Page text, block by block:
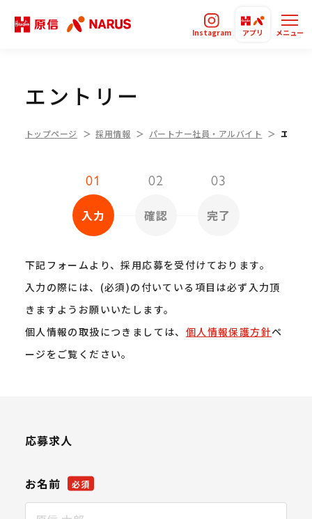
Instagram アプリ メニュー
エントリー
トップページ 採用情報 パートナー社員・アルバイト エント
01
入力
02
確認
03
完了
下記フォームより、採用応募を受付けております。
入力の際には、(必須)の付いている項目は必ず入力頂
きますようお願いいたします。
個人情報の取扱につきましては、 個人情報保護方針ペ
ージをご覧ください。
応募求人
お名前 必須